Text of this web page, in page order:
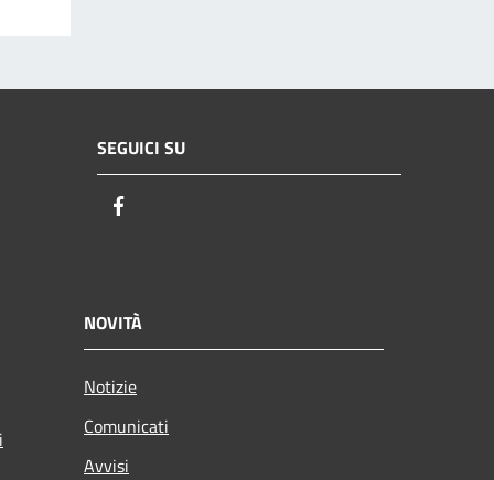
SEGUICI SU
NOVITÀ
Notizie
Comunicati
Avvisi